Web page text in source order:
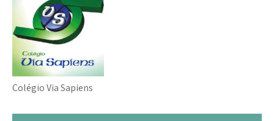
Colégio Via Sapiens